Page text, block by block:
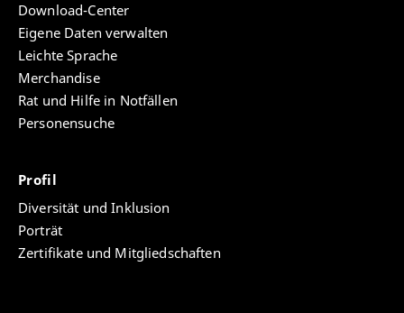
Download-Center
Eigene Daten verwalten
Leichte Sprache
Merchandise
Rat und Hilfe in Notfällen
Personensuche
Profil
Diversität und Inklusion
Porträt
Zertifikate und Mitgliedschaften